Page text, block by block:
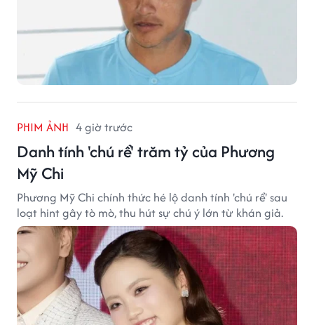
PHIM ẢNH 4 giờ trước
Danh tính 'chú rể' trăm tỷ của Phương
Mỹ Chi
Phương Mỹ Chi chính thức hé lộ danh tính 'chú rể' sau
loạt hint gây tò mò, thu hút sự chú ý lớn từ khán giả.